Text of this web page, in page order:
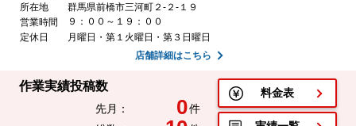
所在地
群馬県前橋市三河町２-２-１９
営業時間
９：００～１９：００
定休日
月曜日・第１火曜日・第３日曜日
店舗詳細はこちら
作業実績投稿数
先月： 0件
料金表